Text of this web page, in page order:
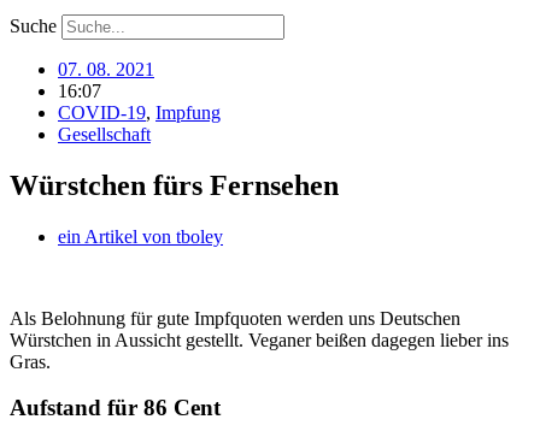
Suche
07. 08. 2021
16:07
COVID-19, Impfung
Gesellschaft
Würstchen fürs Fernsehen
ein Artikel von tboley
Als Belohnung für gute Impfquoten werden uns Deutschen
Würstchen in Aussicht gestellt. Veganer beißen dagegen lieber ins
Gras.
Aufstand für 86 Cent